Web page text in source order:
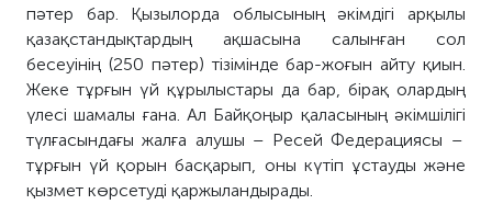
пәтер бар. Қызылорда облысының әкімдігі арқылы
қазақстандықтардың ақшасына салынған сол
бесеуінің (250 пәтер) тізіміндебар-жоғын айту қиын.
Жеке тұрғын үй құрылыстары да бар, бірақ олардың
үлесі шамалы ғана. Ал Байқоңыр қаласының әкімшілігі
түлғасындағы жалға алушы – Ресей Федерациясы –
тұрғын үй қорын басқарып, оны күтіп ұстауды және
қызмет көрсетуді қаржыландырады.